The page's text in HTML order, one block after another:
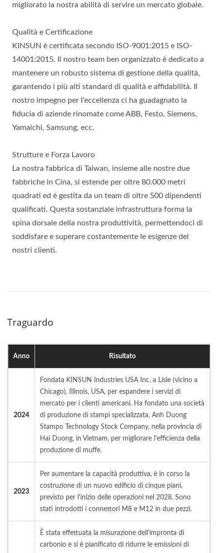
migliorato la nostra abilità di servire un mercato globale.
Qualità e Certificazione
KINSUN è certificata secondo ISO-9001:2015 e ISO-
14001:2015. Il nostro team ben organizzato è dedicato a
mantenere un robusto sistema di gestione della qualità,
garantendo i più alti standard di qualità e affidabilità. Il
nostro impegno per l'eccellenza ci ha guadagnato la
fiducia di aziende rinomate come ABB, Festo, Siemens,
Yamaichi, Samsung, ecc.
Strutture e Forza Lavoro
La nostra fabbrica di Taiwan, insieme alle nostre due
fabbriche in Cina, si estende per oltre 80.000 metri
quadrati ed è gestita da un team di oltre 500 dipendenti
qualificati. Questa sostanziale infrastruttura forma la
spina dorsale della nostra produttività, permettendoci di
soddisfare e superare costantemente le esigenze dei
nostri clienti.
Traguardo
Anno Risultato
2024
Fondata KINSUN Industries USA Inc. a Lisle (vicino a
Chicago), Illinois, USA, per espandere i servizi di
mercato per i clienti americani. Ha fondato una società
di produzione di stampi specializzata, Anh Duong
Stampo Technology Stock Company, nella provincia di
Hai Duong, in Vietnam, per migliorare l'efficienza della
produzione di muffe.
2023
Per aumentare la capacità produttiva, è in corso la
costruzione di un nuovo edificio di cinque piani,
previsto per l'inizio delle operazioni nel 2028. Sono
stati introdotti i connettori M8 e M12 in due pezzi.
È stata effettuata la misurazione dell'impronta di
carbonio e si è pianificato di ridurre le emissioni di